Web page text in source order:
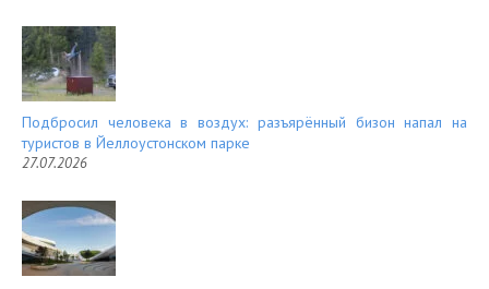
Подбросил человека в воздух: разъярённый бизон напал на
туристов в Йеллоустонском парке
27.07.2026